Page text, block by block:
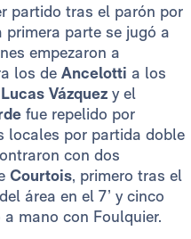
partido tras el parón por
primera parte se jugó a
empezaron a
los de Ancelotti a los
Lucas Vázquez y el
fue repelido por
locales por partida doble
con dos
Courtois, primero tras el
área en el 7’ y cinco
mano con Foulquier.